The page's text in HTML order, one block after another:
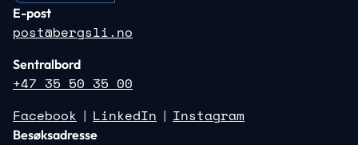
E-post
post@bergsli.no
Sentralbord
+47 35 50 35 00
Facebook | LinkedIn | Instagram
Besøksadresse